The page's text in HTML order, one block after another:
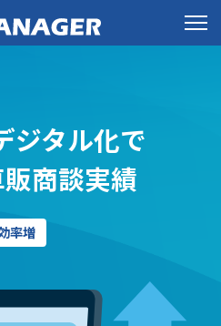
ジタル化で
商談実績
率増